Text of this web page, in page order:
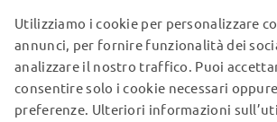
Lunghezza Cavo: 1m
Colore : nero
★3 anni di garanzia★
I NOSTRI PARTNER DI SPEDIZIONE
© subtel.it 2026
Tutti i prezzi includono l'IVA e sono esclusi
Utilizziamo i cookie per personalizzare
annunci, per fornire funzionalità dei
analizzare il nostro traffico. Puoi
consentire solo i cookie necessari
preferenze. Ulteriori informazioni